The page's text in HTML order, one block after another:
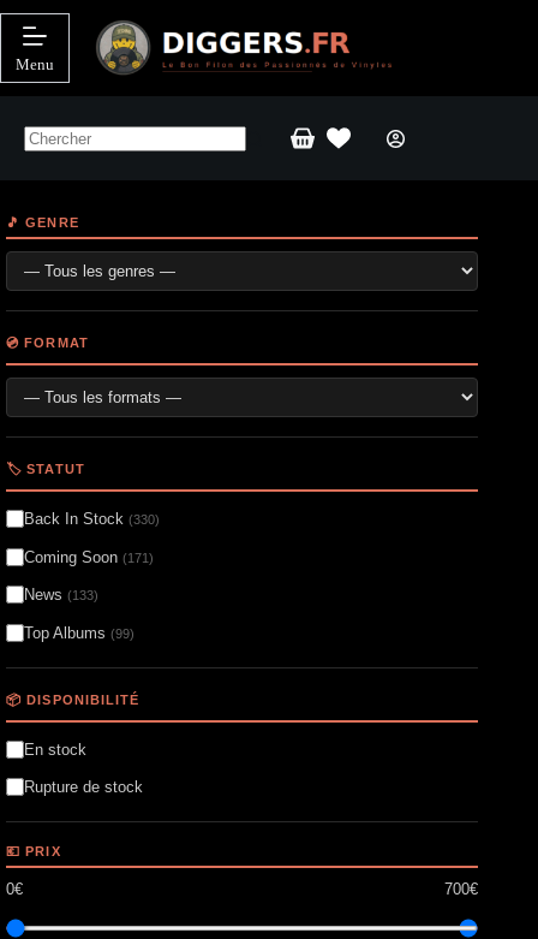
Passer
contenu
Menu
Panier
🎵 GENRE
💿 FORMAT
🏷️ STATUT
Back In Stock (330)
Coming Soon (171)
News (133)
Top Albums (99)
📦 DISPONIBILITÉ
En stock
Rupture de stock
💶 PRIX
0€ 700€